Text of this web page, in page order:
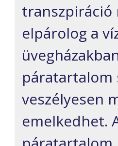
transzpiráció
elpárolog a
páratartalom
veszélyesen
emelkedhet.